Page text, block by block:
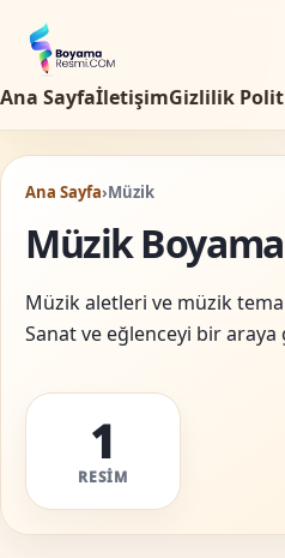
Ana SayfaİletişimGizlilik
Ana Sayfa›Müzik
Müzik
Müzik aletleri ve müzik
Sanat ve eğlenceyi bir
1
RESIM